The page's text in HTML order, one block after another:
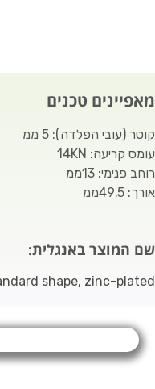
מאפיינים טכנים
קוטר (עובי הפלדה): 5 ממ
עומס קריעה: 14KN
רוחב פנימי: 13ממ
אורך: 49.5ממ
שם המוצר באנגלית:
shape, zinc-plated